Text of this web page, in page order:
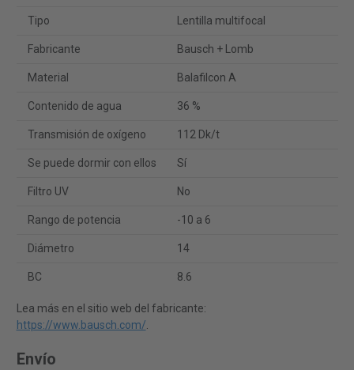
Tipo Lentilla multifocal
Fabricante Bausch + Lomb
Material Balafilcon A
Contenido de agua 36 %
Transmisión de oxígeno 112 Dk/t
Se puede dormir con ellos Sí
Filtro UV No
Rango de potencia -10 a 6
Diámetro 14
BC 8.6
Lea más en el sitio web del fabricante:
https://www.bausch.com/.
Envío